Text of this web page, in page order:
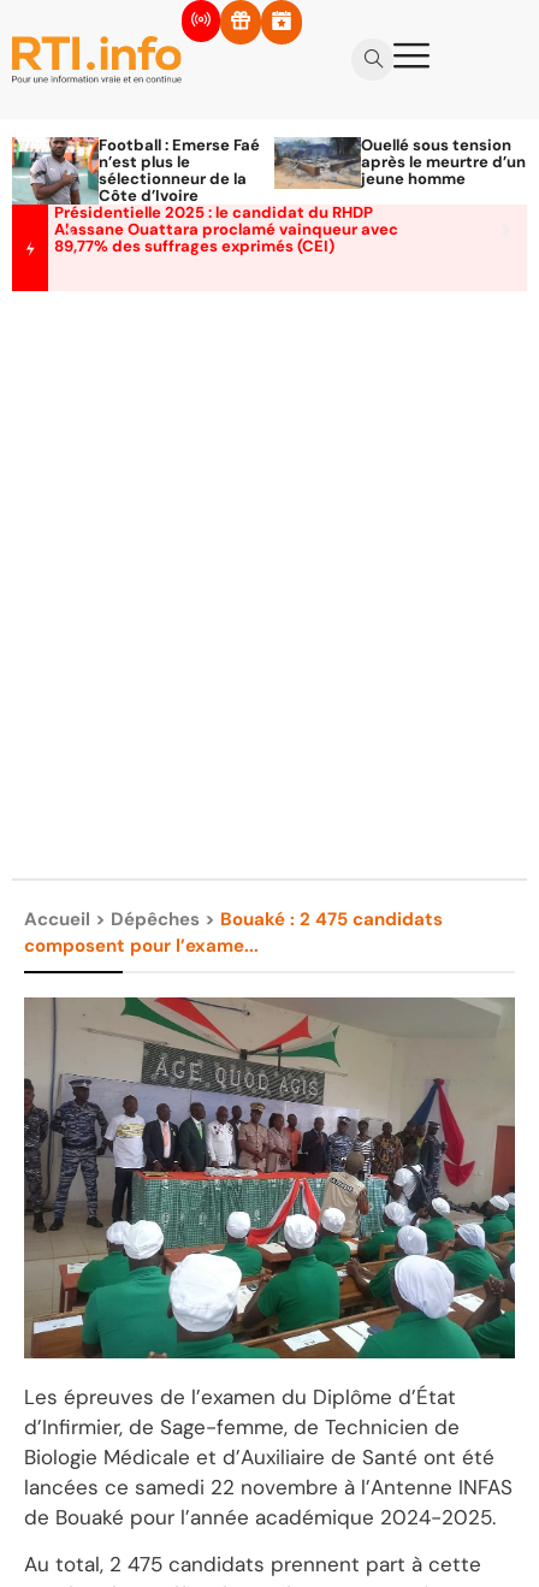
Football : Emerse Faé
n’est plus le
sélectionneur de la
Côte d’Ivoire
Ouellé sous tension
après le meurtre d’un
jeune homme
Présidentielle 2025 : le candidat du RHDP
Alassane Ouattara proclamé vainqueur avec
89,77% des suffrages exprimés (CEI)
Accueil > Dépêches > Bouaké : 2 475 candidats
composent pour l’exame...
Les épreuves de l’examen du Diplôme d’État
d’Infirmier, de Sage-femme, de Technicien de
Biologie Médicale et d’Auxiliaire de Santé ont été
lancées ce samedi 22 novembre à l’Antenne INFAS
de Bouaké pour l’année académique 2024-2025.
Au total, 2 475 candidats prennent part à cette